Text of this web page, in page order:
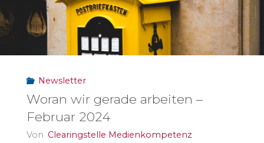
–
März
2024"
Newsletter
Woran wir gerade arbeiten –
Februar 2024
Von Clearingstelle Medienkompetenz